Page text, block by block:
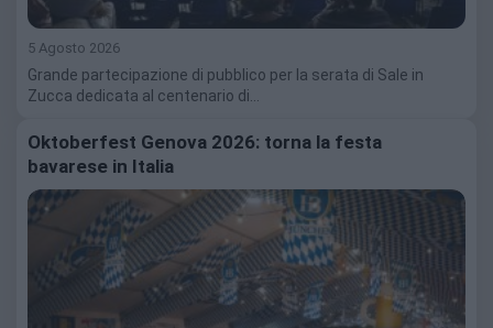
5 Agosto 2026
Grande partecipazione di pubblico per la serata di Sale in
Zucca dedicata al centenario di…
Oktoberfest Genova 2026: torna la festa
bavarese in Italia